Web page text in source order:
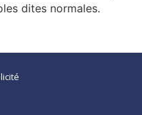
dites normales.